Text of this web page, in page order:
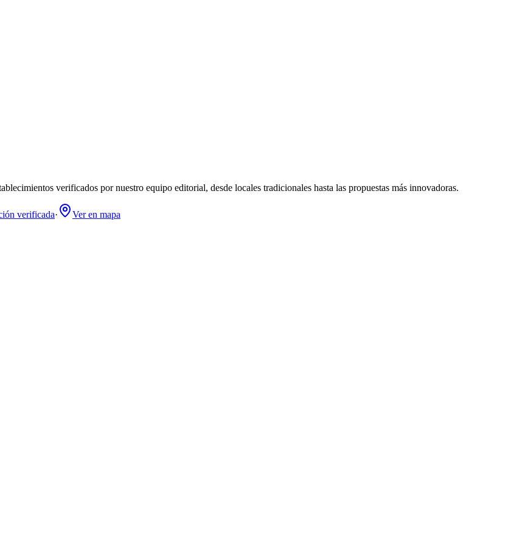
verificados por nuestro equipo editorial, desde locales tradicionales hasta las propuestas más innovadoras.
verificada· Ver en mapa